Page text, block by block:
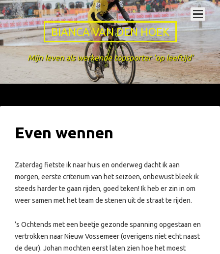
BIANCA VAN DEN HOEK
Mijn leven als werkende topsporter 'op leeftijd'
Even wennen
Zaterdag fietste ik naar huis en onderweg dacht ik aan
morgen, eerste criterium van het seizoen, onbewust bleek ik
steeds harder te gaan rijden, goed teken! Ik heb er zin in om
weer samen met het team de stenen uit de straat te rijden.
’s Ochtends met een beetje gezonde spanning opgestaan en
vertrokken naar Nieuw Vossemeer (overigens niet echt naast
de deur). Johan mochten eerst laten zien hoe het moest